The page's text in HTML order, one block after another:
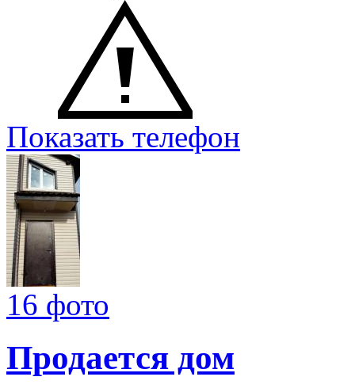
Показать телефон
16 фото
Продается дом